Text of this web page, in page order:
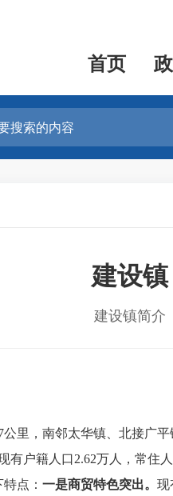
首页
建设镇
建设镇简介
里，南邻太华镇、北接广
有户籍人口2.62万人，常住
点： 一是商贸特色突出。 现